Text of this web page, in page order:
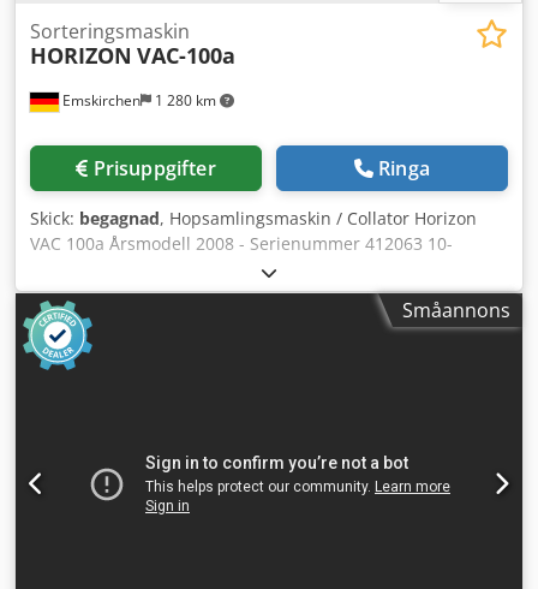
Emskirchen 1 280 km
Sorteringsmaskin
HORIZON VAC-100a
Prisuppgifter Ringa
Skick: begagnad, Hopsamlingsmaskin / Collator Horizon
VAC 100a Årsmodell 2008 - Serienummer 412063 10-
stations hopsamlingsmaskin Format / Storlek min. 120 x
148 mm - max. 350 x 500 mm Pappersvikt 40-250g/m²
Laddningskapacitet 55 mm per station Panelstyrning och
kontroller Pappersstopp / Jammning Dubbelarks- och
missad arkkontroll Dcodpfx Aev Hruuogrjk Online-
Småannons